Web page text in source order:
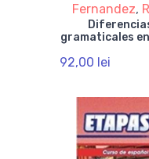
Fernandez,
gramaticales
92,00 lei